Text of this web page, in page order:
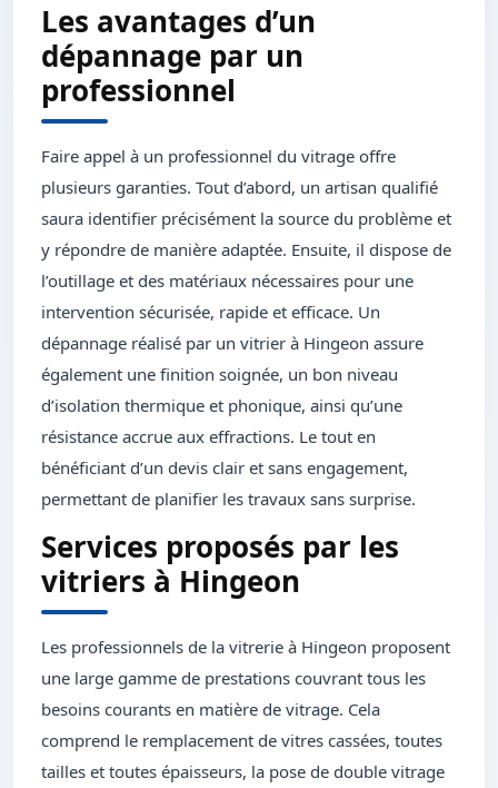
Les avantages d’un
dépannage par un
professionnel
Faire appel à un professionnel du vitrage offre
plusieurs garanties. Tout d’abord, un artisan qualifié
saura identifier précisément la source du problème et
y répondre de manière adaptée. Ensuite, il dispose de
l’outillage et des matériaux nécessaires pour une
intervention sécurisée, rapide et efficace. Un
dépannage réalisé par un vitrier à Hingeon assure
également une finition soignée, un bon niveau
d’isolation thermique et phonique, ainsi qu’une
résistance accrue aux effractions. Le tout en
bénéficiant d’un devis clair et sans engagement,
permettant de planifier les travaux sans surprise.
Services proposés par les
vitriers à Hingeon
Les professionnels de la vitrerie à Hingeon proposent
une large gamme de prestations couvrant tous les
besoins courants en matière de vitrage. Cela
comprend le remplacement de vitres cassées, toutes
tailles et toutes épaisseurs, la pose de double vitrage